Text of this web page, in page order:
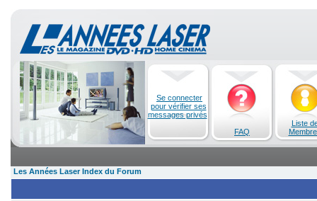
Se connecter
pour vérifier ses
messages privés
FAQ
Liste
Les Années Laser Index du Forum